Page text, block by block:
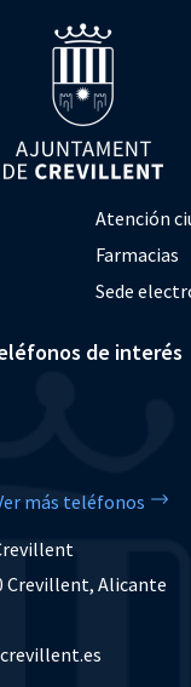
Atención
Farmacias
Sede
de interés
más teléfonos
Crevillent, Alicante